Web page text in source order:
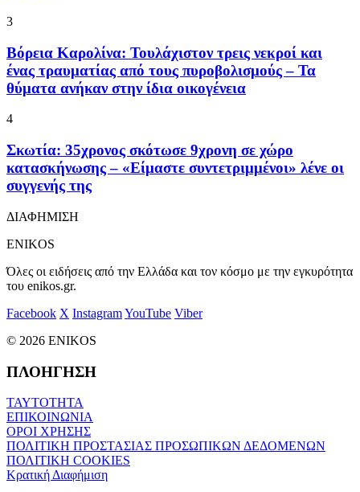
3
Βόρεια Καρολίνα: Τουλάχιστον τρεις νεκροί και
ένας τραυματίας από τους πυροβολισμούς – Τα
θύματα ανήκαν στην ίδια οικογένεια
4
Σκωτία: 35χρονος σκότωσε 9χρονη σε χώρο
κατασκήνωσης – «Είμαστε συντετριμμένοι» λένε οι
συγγενής της
ΔΙΑΦΗΜΙΣΗ
ENIKOS
Όλες οι ειδήσεις από την Ελλάδα και τον κόσμο με την εγκυρότητα
του enikos.gr.
Facebook X InstagramYouTube Viber
© 2026 ENIKOS
ΠΛΟΗΓΗΣΗ
ΤΑΥΤΟΤΗΤΑ
ΕΠΙΚΟΙΝΩΝΙΑ
ΟΡΟΙ ΧΡΗΣΗΣ
ΠΟΛΙΤΙΚΗ ΠΡΟΣΤΑΣΙΑΣ ΠΡΟΣΩΠΙΚΩΝ ΔΕΔΟΜΕΝΩΝ
ΠΟΛΙΤΙΚΗ COOKIES
Κρατική Διαφήμιση